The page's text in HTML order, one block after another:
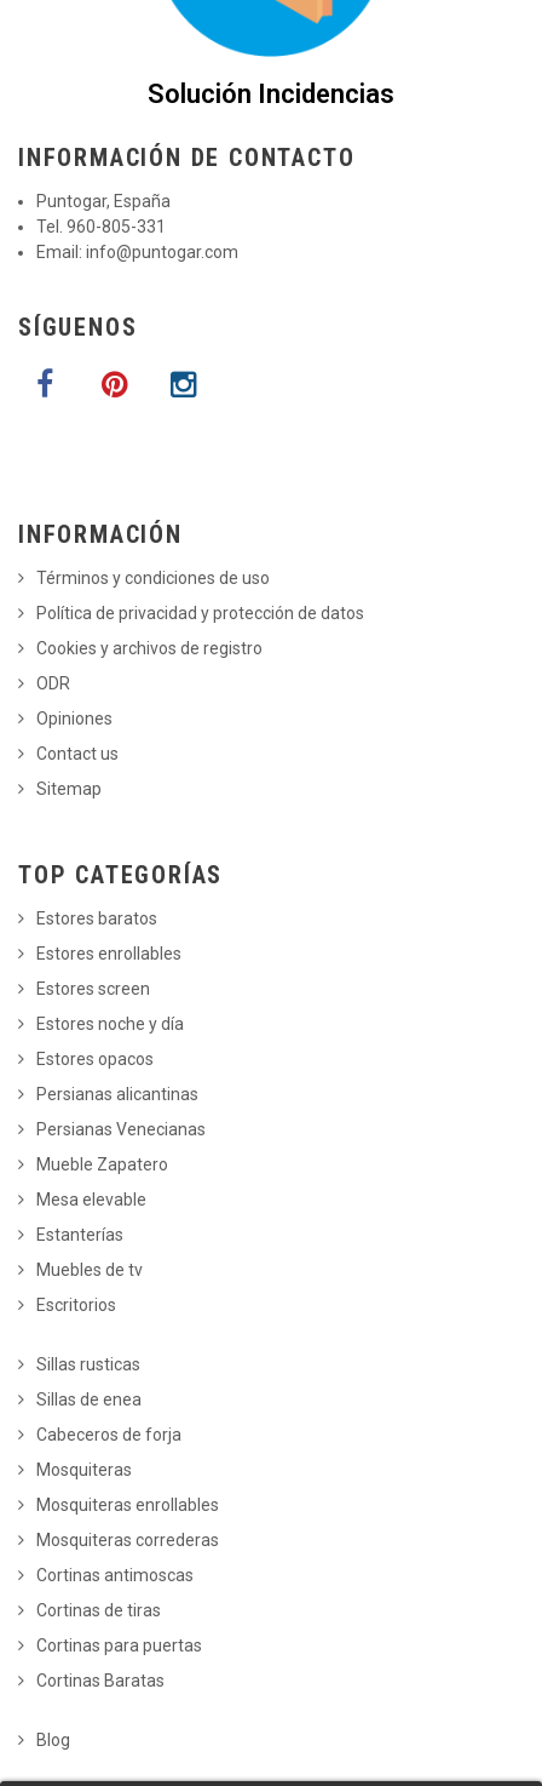
Solución Incidencias
INFORMACIÓN DE CONTACTO
Puntogar, España
Tel. 960-805-331
Email: info@puntogar.com
SÍGUENOS
INFORMACIÓN
Términos y condiciones de uso
Política de privacidad y protección de datos
Cookies y archivos de registro
ODR
Opiniones
Contact us
Sitemap
TOP CATEGORÍAS
Estores baratos
Estores enrollables
Estores screen
Estores noche y día
Estores opacos
Persianas alicantinas
Persianas Venecianas
Mueble Zapatero
Mesa elevable
Estanterías
Muebles de tv
Escritorios
Sillas rusticas
Sillas de enea
Cabeceros de forja
Mosquiteras
Mosquiteras enrollables
Mosquiteras correderas
Cortinas antimoscas
Cortinas de tiras
Cortinas para puertas
Cortinas Baratas
Blog